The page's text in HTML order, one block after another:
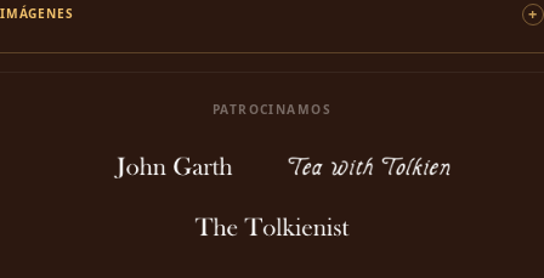
IMÁGENES
PATROCINAMOS